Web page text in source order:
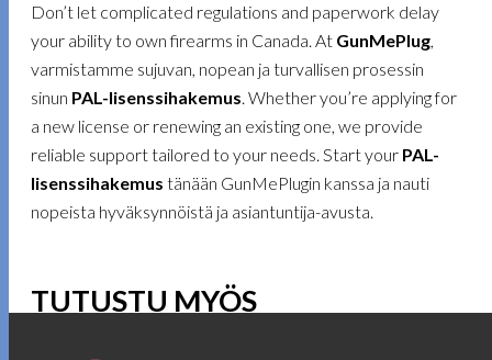
Don’t let complicated regulations and paperwork delay
your ability to own firearms in Canada. At GunMePlug,
varmistamme sujuvan, nopean ja turvallisen prosessin
sinun PAL-lisenssihakemus. Whether you’re applying for
a new license or renewing an existing one, we provide
reliable support tailored to your needs. Start your PAL-
lisenssihakemus tänään GunMePlugin kanssa ja nauti
nopeista hyväksynnöistä ja asiantuntija-avusta.
TUTUSTU MYÖS